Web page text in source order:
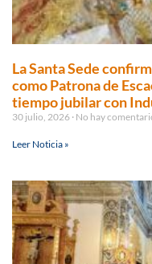
La Santa Sede
como Patrona de
tiempo jubilar con
30 julio, 2026 No hay
Leer Noticia »